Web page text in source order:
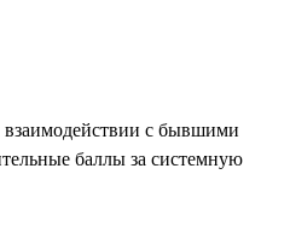
взаимодействии с бывшими
баллы за системную